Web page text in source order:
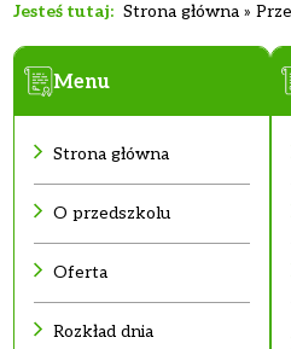
Strona główna»
Menu
Strona główna
O przedszkolu
Oferta
Rozkład dnia